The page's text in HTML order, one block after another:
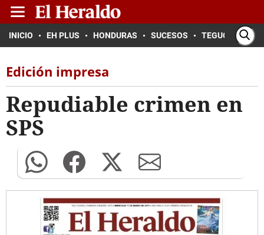
INICIO EH PLUS HONDURAS SUCESOS TEGUCIGALPA
Edición impresa
Repudiable crimen en
SPS